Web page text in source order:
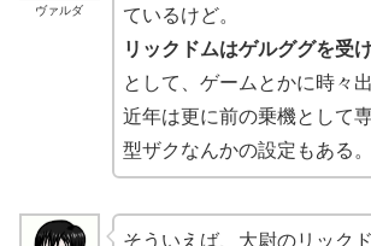
ヴァルダ
ているけど。
リックドムはゲルググを受
として、ゲームとかに時々出
近年は更に前の乗機として
型ザクなんかの設定もある。
そういえば、大尉のリック